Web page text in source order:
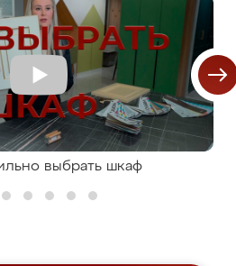
выбрать шкаф